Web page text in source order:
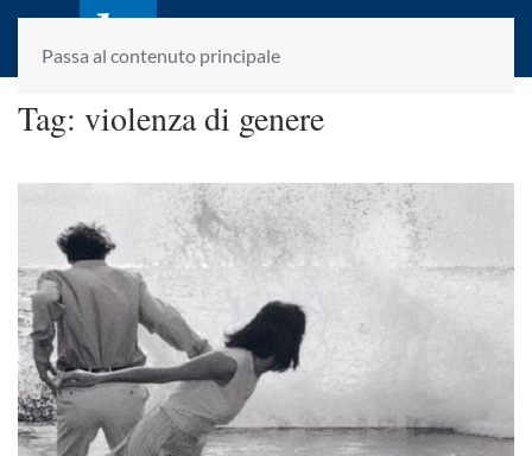
Passa al contenuto principale
laletteraturaenoi.it
fondato da Romano Luperini
Tag: violenza di genere